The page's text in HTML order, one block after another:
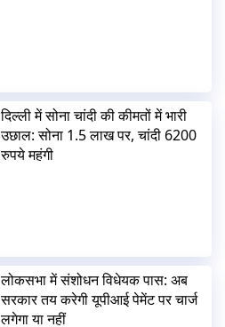
दिल्ली में सोना चांदी की कीमतों में भारी
उछाल: सोना 1.5 लाख पर, चांदी 6200
रुपये महंगी
लोकसभा में संशोधन विधेयक पास: अब
सरकार तय करेगी यूपीआई पेमेंट पर चार्ज
लगेगा या नहीं